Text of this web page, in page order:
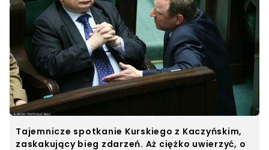
Tajemnicze spotkanie Kurskiego z Kaczyńskim,
zaskakujący bieg zdarzeń. Aż ciężko uwierzyć, o